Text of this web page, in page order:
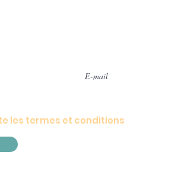
les termes et conditions